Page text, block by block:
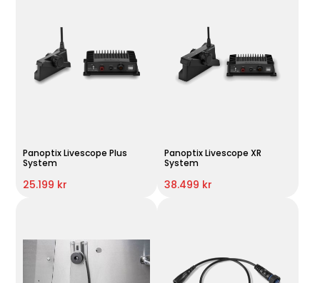
Panoptix Livescope Plus
System
25.199 kr
Panoptix Livescope XR
System
38.499 kr